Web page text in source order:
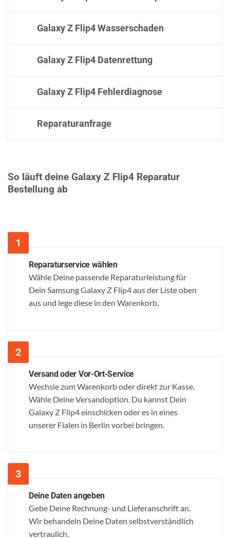
Galaxy Z Flip4 Wasserschaden
Galaxy Z Flip4 Datenrettung
Galaxy Z Flip4 Fehlerdiagnose
Reparaturanfrage
So läuft deine Galaxy Z Flip4 Reparatur
Bestellung ab
Reparaturservice wählen
Wähle Deine passende Reparaturleistung für
Dein Samsung Galaxy Z Flip4 aus der Liste oben
aus und lege diese in den Warenkorb.
Versand oder Vor-Ort-Service
Wechsle zum Warenkorb oder direkt zur Kasse.
Wähle Deine Versandoption. Du kannst Dein
Galaxy Z Flip4 einschicken oder es in eines
unserer Fialen in Berlin vorbei bringen.
Deine Daten angeben
Gebe Deine Rechnung- und Lieferanschrift an.
Wir behandeln Deine Daten selbstverständlich
vertraulich.